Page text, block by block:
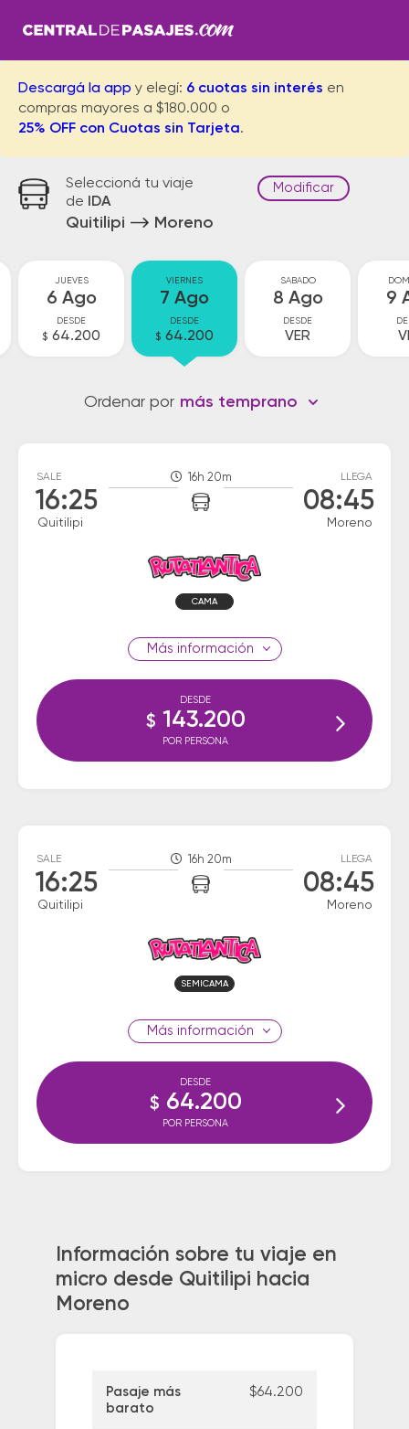
Descargá la app y elegí: 6 cuotas sin interés en
compras mayores a $180.000 o
25% OFF con Cuotas sin Tarjeta.
Seleccioná tu viaje
de
IDA
Quitilipi Moreno
Modificar
JUEVES
6 Ago
DESDE
$ 64.200
VIERNES
7 Ago
DESDE
$ 64.200
SABADO
8 Ago
DESDE
VER
9
Ordenar por más temprano
SALE
16:25
Quitilipi
16h 20m LLEGA
08:45
Moreno
CAMA
información
DESDE
$ 143.200
POR PERSONA
SALE
16:25
Quitilipi
16h 20m LLEGA
08:45
Moreno
SEMICAMA
información
DESDE
$ 64.200
POR PERSONA
Información sobre tu viaje en
micro desde Quitilipi hacia
Moreno
Pasaje más
barato
$64.200